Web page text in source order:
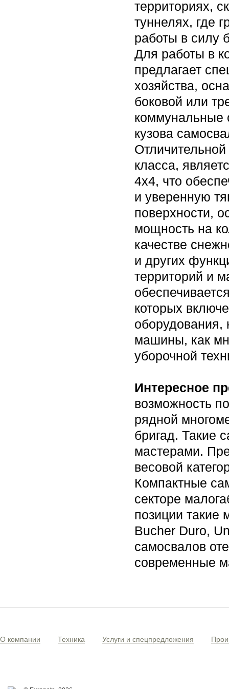
территориях,
туннелях, где
работы в силу
Для работы в
предлагает
хозяйства,
боковой или
коммунальные
кузова
класса,
4х4, что
и уверенную
поверхности,
мощность на
качестве
и других
территорий и
которых
оборудования,
машины, как
уборочной
Интересное
возможность
рядной
бригад. Такие
мастерами.
весовой
Компактные
секторе
позиции такие
Bucher Duro,
самосвалов
современные
О компании Техника Услуги и спецпредложения